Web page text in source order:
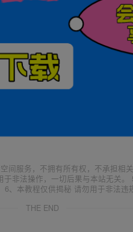
间服务，不拥有所有权，不承担相
非法操作，一切后果与本站无关
、本教程仅供揭秘 请勿用于非法违
THE END